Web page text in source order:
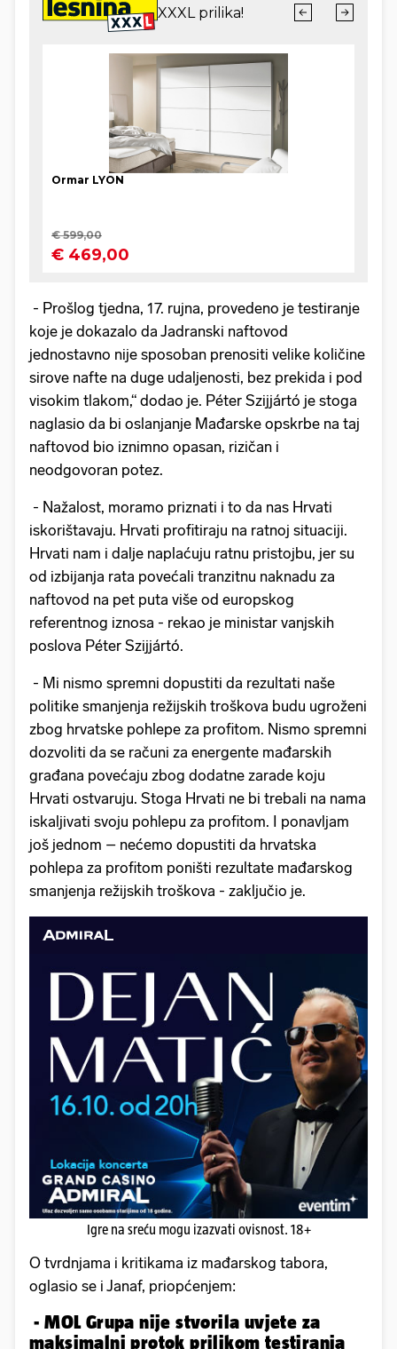
- Prošlog tjedna, 17. rujna, provedeno je testiranje
koje je dokazalo da Jadranski naftovod
jednostavno nije sposoban prenositi velike količine
sirove nafte na duge udaljenosti, bez prekida i pod
visokim tlakom,“ dodao je. Péter Szijjártó je stoga
naglasio da bi oslanjanje Mađarske opskrbe na taj
naftovod bio iznimno opasan, rizičan i
neodgovoran potez.
- Nažalost, moramo priznati i to da nas Hrvati
iskorištavaju. Hrvati profitiraju na ratnoj situaciji.
Hrvati nam i dalje naplaćuju ratnu pristojbu, jer su
od izbijanja rata povećali tranzitnu naknadu za
naftovod na pet puta više od europskog
referentnog iznosa - rekao je ministar vanjskih
poslova Péter Szijjártó.
- Mi nismo spremni dopustiti da rezultati naše
politike smanjenja režijskih troškova budu ugroženi
zbog hrvatske pohlepe za profitom. Nismo spremni
dozvoliti da se računi za energente mađarskih
građana povećaju zbog dodatne zarade koju
Hrvati ostvaruju. Stoga Hrvati ne bi trebali na nama
iskaljivati svoju pohlepu za profitom. I ponavljam
još jednom – nećemo dopustiti da hrvatska
pohlepa za profitom poništi rezultate mađarskog
smanjenja režijskih troškova - zaključio je.
Igre na sreću mogu izazvati ovisnost. 18+
O tvrdnjama i kritikama iz mađarskog tabora,
oglasio se i Janaf, priopćenjem:
- MOL Grupa nije stvorila uvjete za
maksimalni protok prilikom testiranja